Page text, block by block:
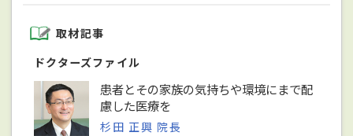
取材記事
ドクターズファイル
患者とその家族の気持ちや環境にまで配
慮した医療を
杉田 正興 院長